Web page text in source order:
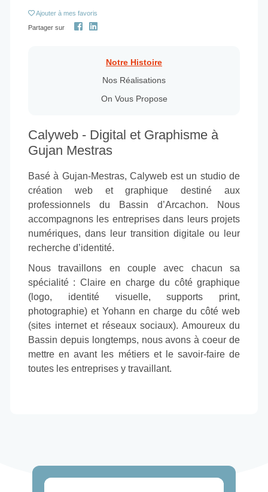
Ajouter à mes favoris
Partager sur
Notre Histoire
Nos Réalisations
On Vous Propose
Calyweb - Digital et Graphisme à
Gujan Mestras
Basé à Gujan-Mestras, Calyweb est un studio de
création web et graphique destiné aux
professionnels du Bassin d’Arcachon. Nous
accompagnons les entreprises dans leurs projets
numériques, dans leur transition digitale ou leur
recherche d’identité.
Nous travaillons en couple avec chacun sa
spécialité : Claire en charge du côté graphique
(logo, identité visuelle, supports print,
photographie) et Yohann en charge du côté web
(sites internet et réseaux sociaux). Amoureux du
Bassin depuis longtemps, nous avons à coeur de
mettre en avant les métiers et le savoir-faire de
toutes les entreprises y travaillant.